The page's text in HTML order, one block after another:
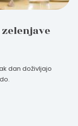
dan doživljajo